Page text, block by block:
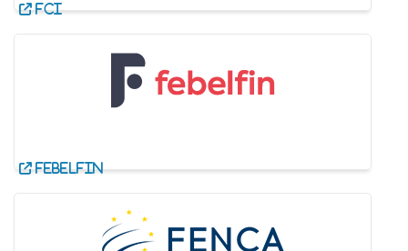
FCI
Febelfin